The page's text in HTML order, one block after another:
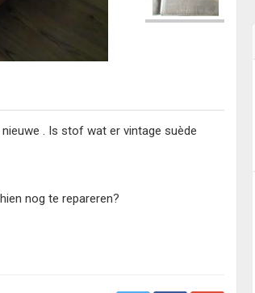
. Is stof wat er vintage suède
nog te repareren?